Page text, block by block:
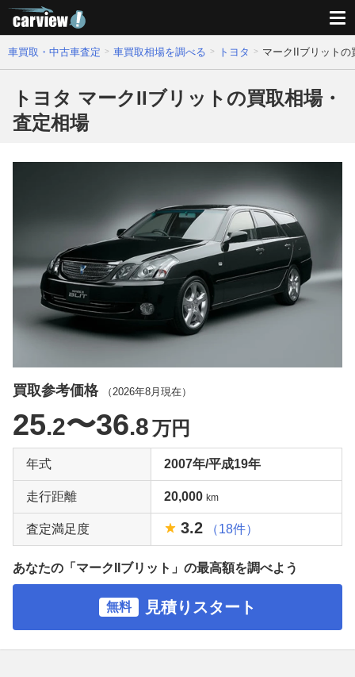
車買取・中古車査定 車買取相場を調べる トヨタ マークIIブリットの
トヨタ マークIIブリットの買取相場・
査定相場
買取参考価格 （ 2026年8月 現在）
25.2〜36.8万円
年式 2007年/平成19年
走行距離 20,000 km
査定満足度 3.2 （18件）
あなたの「マークIIブリット」の最高額を調べよう
無料 見積りスタート